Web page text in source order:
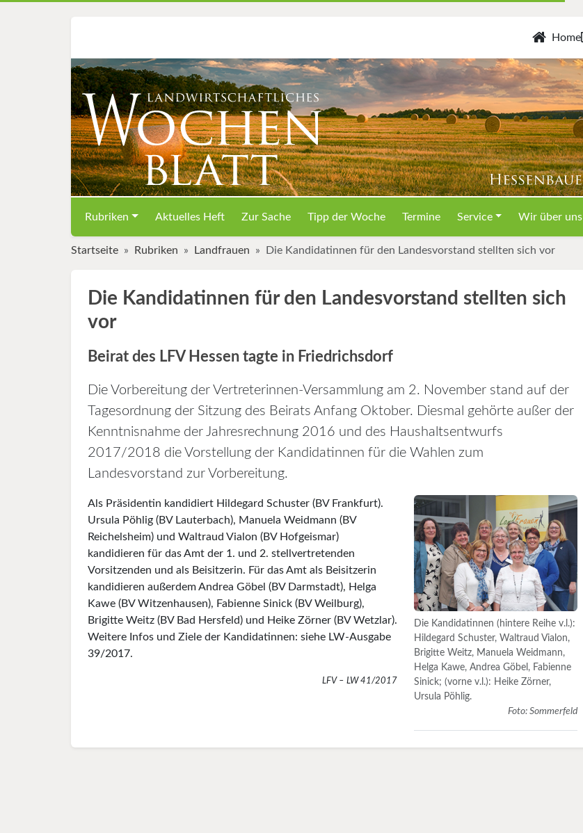
Home
Rubriken Aktuelles Heft Zur Sache Tipp der Woche Termine Service Wir über uns
Startseite Rubriken Landfrauen Die Kandidatinnen für den Landesvorstand stellten sich vor
Die Kandidatinnen für den Landesvorstand stellten sich
vor
Beirat des LFV Hessen tagte in Friedrichsdorf
Die Vorbereitung der Vertreterinnen-Versammlung am 2. November stand auf der
Tagesordnung der Sitzung des Beirats Anfang Oktober. Diesmal gehörte außer der
Kenntnisnahme der Jahresrechnung 2016 und des Haushaltsentwurfs
2017/2018 die Vorstellung der Kandidatinnen für die Wahlen zum
Landesvorstand zur Vorbereitung.
Die Kandidatinnen (hintere Reihe v.l.):
Hildegard Schuster, Waltraud Vialon,
Brigitte Weitz, Manuela Weidmann,
Helga Kawe, Andrea Göbel, Fabienne
Sinick; (vorne v.l.): Heike Zörner,
Ursula Pöhlig.
Foto: Sommerfeld
Als Präsidentin kandidiert Hildegard Schuster (BV Frankfurt).
Ursula Pöhlig (BV Lauterbach), Manuela Weidmann (BV
Reichelsheim) und Waltraud Vialon (BV Hofgeismar)
kandidieren für das Amt der 1. und 2. stellvertretenden
Vorsitzenden und als Beisitzerin. Für das Amt als Beisitzerin
kandidieren außerdem Andrea Göbel (BV Darmstadt), Helga
Kawe (BV Witzenhausen), Fabienne Sinick (BV Weilburg),
Brigitte Weitz (BV Bad Hersfeld) und Heike Zörner (BV Wetzlar).
Weitere Infos und Ziele der Kandidatinnen: siehe LW-Ausgabe
39/2017.
LFV – LW 41/2017